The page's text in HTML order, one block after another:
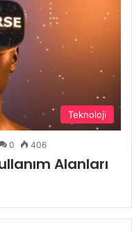
Teknoloji
0 406
Alanları